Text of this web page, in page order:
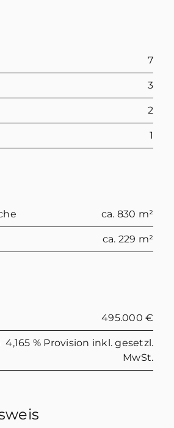
7
3
2
1
ca. 830 m²
ca. 229 m²
495.000 €
4,165 % Provision inkl. gesetzl.
MwSt.